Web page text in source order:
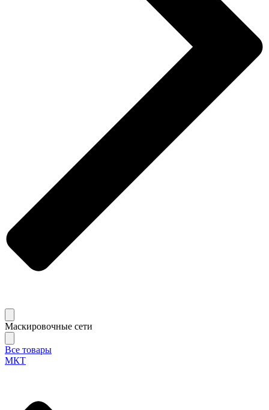
Маскировочные сети
Все товары
МКТ